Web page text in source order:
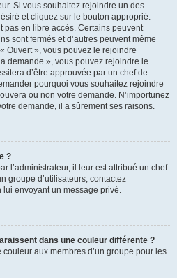
Si vous souhaitez rejoindre un des
et cliquez sur le bouton approprié.
pas en libre accès. Certains peuvent
sont fermés et d’autres peuvent même
Ouvert », vous pouvez le rejoindre
demande », vous pouvez rejoindre le
d’être approuvée par un chef de
pourquoi vous souhaitez rejoindre
ou non votre demande. N’importunez
demande, il a sûrement ses raisons.
?
l’administrateur, il leur est attribué un chef
groupe d’utilisateurs, contactez
lui envoyant un message privé.
dans une couleur différente ?
couleur aux membres d’un groupe pour les